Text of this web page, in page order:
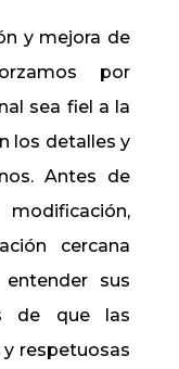
y mejora de
por
sea fiel a la
los detalles y
Antes de
cercana
sus
de que las
respetuosas